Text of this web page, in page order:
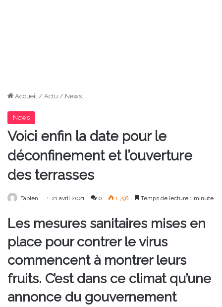
Accueil / Actu / News
News
Voici enfin la date pour le
déconfinement et l’ouverture
des terrasses
Fabien 21 avril 2021 0 1 798 Temps de lecture 1 minute
Les mesures sanitaires mises en
place pour contrer le virus
commencent à montrer leurs
fruits. C’est dans ce climat qu’une
annonce du gouvernement